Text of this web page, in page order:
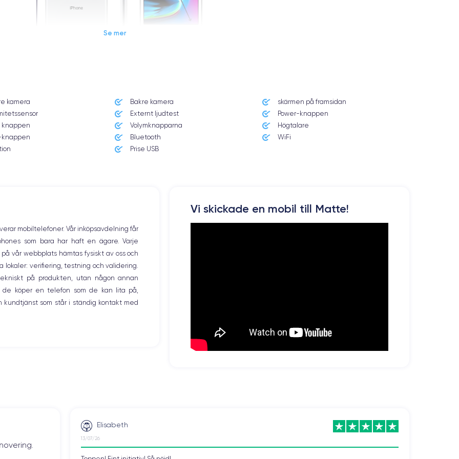
Système exploit.
iOS (iOS 16)
Poids
148 g
Nombre de cœurs
6
Fréq. processeur
2.06 GHz
Caméra Frontale
consulter la fiche technique de l'iPhone 8.
Se mer
kamera Bakre kamera
skärmen på framsidan
Externt ljudtest
Power-knappen
knappen Volymknapparna
Högtalare
knappen Bluetooth
WiFi
Prise USB
mobiltelefoner. Vår inköpsavdelning får
som bara har haft en ägare. Varje
vår webbplats hämtas fysiskt av oss och
lokaler: verifiering, testning och validering.
på produkten, utan någon annan
de köper en telefon som de kan lita på,
som står i ständig kontakt med
Vi skickade en mobil till Matte!
Elisabeth
13/07/26